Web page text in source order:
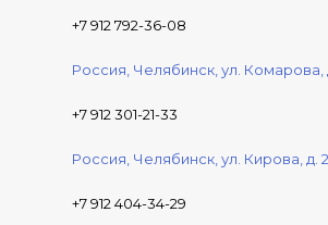
+7 912 792-36-08
Россия, Челябинск, ул. Комарова,
+7 912 301-21-33
Россия, Челябинск, ул. Кирова, д.
+7 912 404-34-29